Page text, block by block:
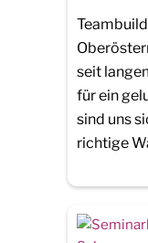
seit
für ein
sind uns
richtige